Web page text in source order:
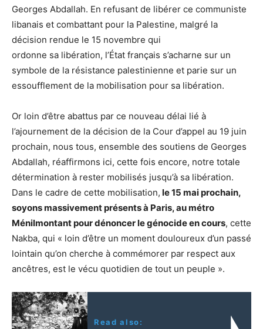
Georges Abdallah. En refusant de libérer ce communiste
libanais et combattant pour la Palestine, malgré la
décision rendue le 15 novembre qui
ordonne sa libération, l’État français s’acharne sur un
symbole de la résistance palestinienne et parie sur un
essoufflement de la mobilisation pour sa libération.
Or loin d’être abattus par ce nouveau délai lié à
l’ajournement de la décision de la Cour d’appel au 19 juin
prochain, nous tous, ensemble des soutiens de Georges
Abdallah, réaffirmons ici, cette fois encore, notre totale
détermination à rester mobilisés jusqu’à sa libération.
Dans le cadre de cette mobilisation, le 15 mai prochain,
soyons massivement présents à Paris, au métro
Ménilmontant pour dénoncer le génocide en cours, cette
Nakba, qui « loin d’être un moment douloureux d’un passé
lointain qu’on cherche à commémorer par respect aux
ancêtres, est le vécu quotidien de tout un peuple ».
Read also: